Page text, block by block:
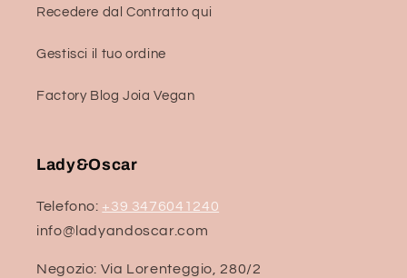
Recedere dal Contratto qui
Gestisci il tuo ordine
Factory Blog Joia Vegan
Lady&Oscar
Telefono: +39 3476041240
info@ladyandoscar.com
Negozio: Via Lorenteggio, 280/2